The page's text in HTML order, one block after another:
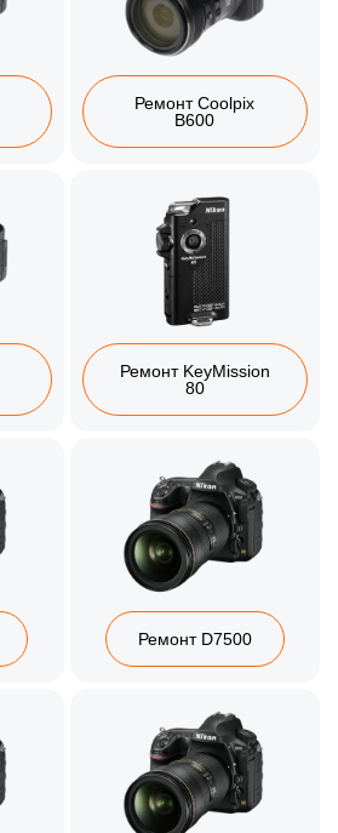
Ремонт Coolpix
B600
Ремонт KeyMission
80
Ремонт D7500